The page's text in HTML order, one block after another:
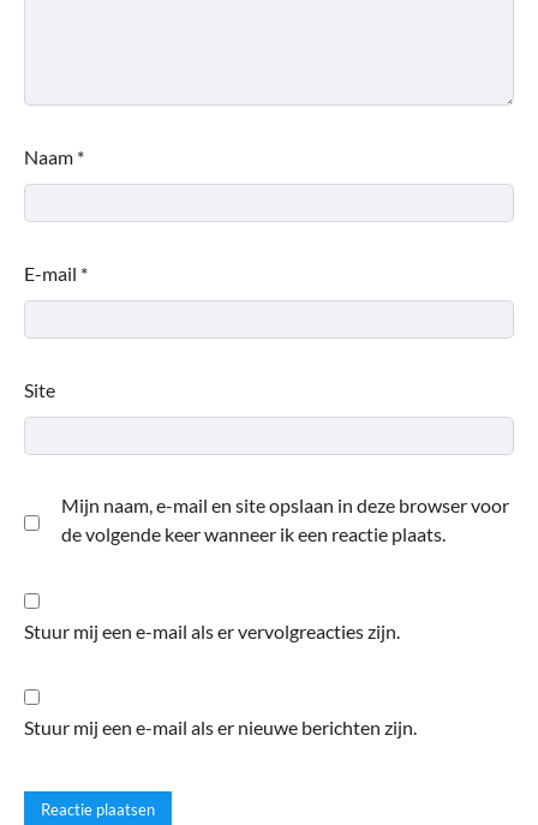
Naam *
E-mail *
Site
Mijn naam, e-mail en site opslaan in deze browser voor
de volgende keer wanneer ik een reactie plaats.
Stuur mij een e-mail als er vervolgreacties zijn.
Stuur mij een e-mail als er nieuwe berichten zijn.